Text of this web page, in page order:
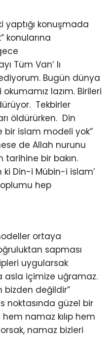
yaptığı konuşmada
konularına
Tüm Van’ lı
Bugün dünya
lazım. Birileri
Tekbirler
öldürürken. Din
bir islam modeli yok”
de Allah nurunu
bir bakın.
Din-i Mübin-i islam’
hep
ortaya
sapması
uygularsak
asla içimize uğramaz.
bizden değildir”
noktasında güzel bir
namaz kılıp hem
namaz bizleri